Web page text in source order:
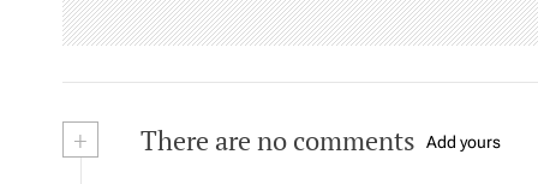
i
g
a+ There are no comments Add yours